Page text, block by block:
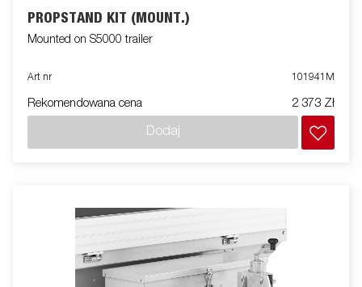
PROPSTAND KIT (MOUNT.)
Mounted on S5000 trailer
Art nr 101941M
Rekomendowana cena 2 373 Zł
Dodaj